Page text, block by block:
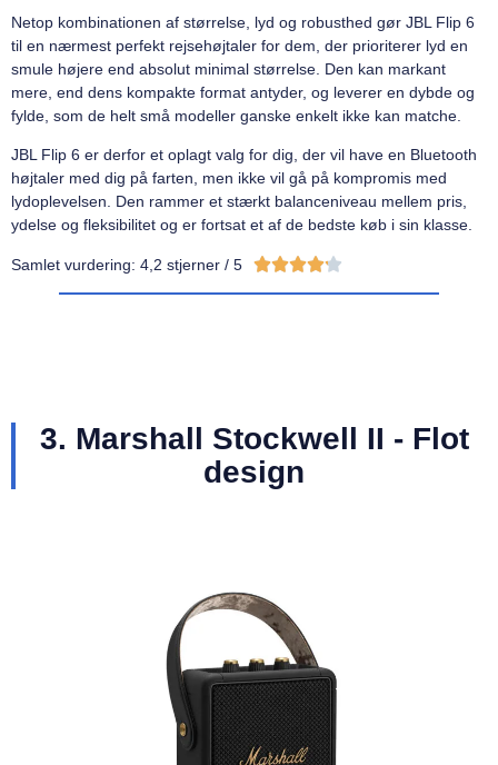
Netop kombinationen af størrelse, lyd og robusthed gør JBL Flip 6
til en nærmest perfekt rejsehøjtaler for dem, der prioriterer lyd en
smule højere end absolut minimal størrelse. Den kan markant
mere, end dens kompakte format antyder, og leverer en dybde og
fylde, som de helt små modeller ganske enkelt ikke kan matche.
JBL Flip 6 er derfor et oplagt valg for dig, der vil have en Bluetooth
højtaler med dig på farten, men ikke vil gå på kompromis med
lydoplevelsen. Den rammer et stærkt balanceniveau mellem pris,
ydelse og fleksibilitet og er fortsat et af de bedste køb i sin klasse.
Samlet vurdering: 4,2 stjerner / 5 
3. Marshall Stockwell II - Flot
design